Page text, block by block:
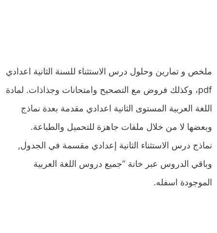
ملخص و تمارين وحلول درس الاستثناء للسنة الثانية اعدادي
pdf، وكذلك فروض مع التصحيح وامتحانات وجذاذات. لمادة
اللغة العربية المستوى الثانية اعدادي مقدمة بعدة نماذج
وبعضها لا من خلال ملفات جاهزة للتحميل والطباعة.
نماذج درس الاستثناء الثانية إعدادي مقسمة في الجدول,
وباقي الدروس عبر خانة “جميع دروس اللغة العربية
الموجودة اسفله.